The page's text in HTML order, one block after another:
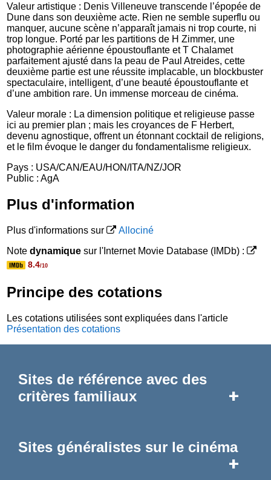
Valeur artistique : Denis Villeneuve transcende l’épopée de
Dune dans son deuxième acte. Rien ne semble superflu ou
manquer, aucune scène n’apparaît jamais ni trop courte, ni
trop longue. Porté par les partitions de H Zimmer, une
photographie aérienne époustouflante et T Chalamet
parfaitement ajusté dans la peau de Paul Atreides, cette
deuxième partie est une réussite implacable, un blockbuster
spectaculaire, intelligent, d’une beauté époustouflante et
d’une ambition rare. Un immense morceau de cinéma.
Valeur morale : La dimension politique et religieuse passe
ici au premier plan ; mais les croyances de F Herbert,
devenu agnostique, offrent un étonnant cocktail de religions,
et le film évoque le danger du fondamentalisme religieux.
Pays : USA/CAN/EAU/HON/ITA/NZ/JOR
Public : AgA
Plus d'information
Plus d'informations sur
Allociné
Notedynamique sur l'Internet Movie Database (IMDb) :
8.4/10
Principe des cotations
Les cotations utilisées sont expliquées dans l'article
Présentation des cotations
Sites de référence avec des
critères familiaux
+
Sites généralistes sur le cinéma
+